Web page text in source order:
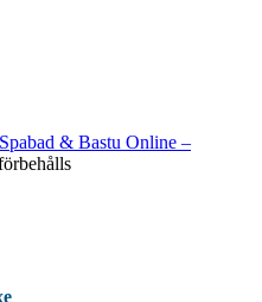
& Bastu Online –